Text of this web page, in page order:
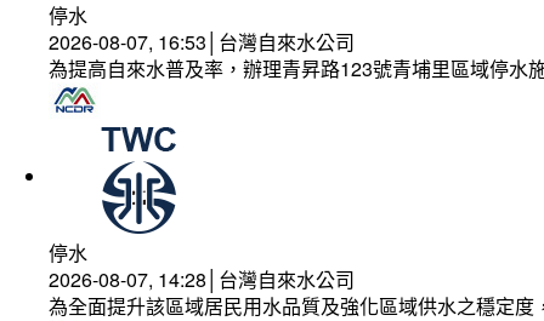
停水
2026-08-07, 16:53│台灣自來水公司
為提高自來水普及率，辦理青昇路123號青埔里區域停水
停水
2026-08-07, 14:28│台灣自來水公司
為全面提升該區域居民用水品質及強化區域供水之穩定